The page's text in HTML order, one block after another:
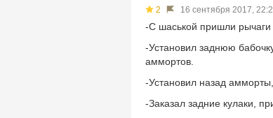
2 16 сентября 2017,
-С шаськой пришли рычаги
-Установил заднюю
аммортов.
-Установил назад
-Заказал задние кулаки,